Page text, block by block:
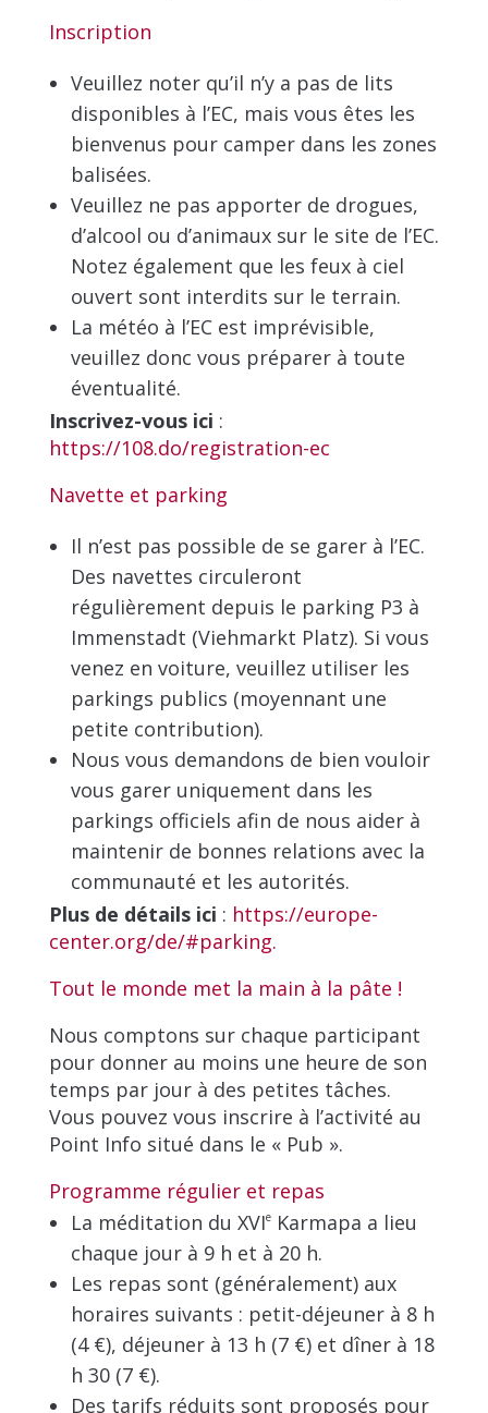
Inscription
Veuillez noter qu’il n’y a pas de lits
disponibles à l’EC, mais vous êtes les
bienvenus pour camper dans les zones
balisées.
Veuillez ne pas apporter de drogues,
d’alcool ou d’animaux sur le site de l’EC.
Notez également que les feux à ciel
ouvert sont interdits sur le terrain.
La météo à l’EC est imprévisible,
veuillez donc vous préparer à toute
éventualité.
Inscrivez-vous ici :
https://108.do/registration-ec
Navette et parking
Il n’est pas possible de se garer à l’EC.
Des navettes circuleront
régulièrement depuis le parking P3 à
Immenstadt (Viehmarkt Platz). Si vous
venez en voiture, veuillez utiliser les
parkings publics (moyennant une
petite contribution).
Nous vous demandons de bien vouloir
vous garer uniquement dans les
parkings officiels afin de nous aider à
maintenir de bonnes relations avec la
communauté et les autorités.
Plus de détails ici : https://europe-
center.org/de/#parking.
Tout le monde met la main à la pâte !
Nous comptons sur chaque participant
pour donner au moins une heure de son
temps par jour à des petites tâches.
Vous pouvez vous inscrire à l’activité au
Point Info situé dans le « Pub ».
Programme régulier et repas
La méditation du XVIeKarmapa a lieu
chaque jour à 9 h et à 20 h.
Les repas sont (généralement) aux
horaires suivants : petit-déjeuner à 8 h
(4 €), déjeuner à 13 h (7 €) et dîner à 18
h 30 (7 €).
Des tarifs réduits sont proposés pour